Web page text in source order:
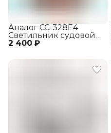
2 400 ₽
Аналог СС-328Е4
Светильник судовой
красный